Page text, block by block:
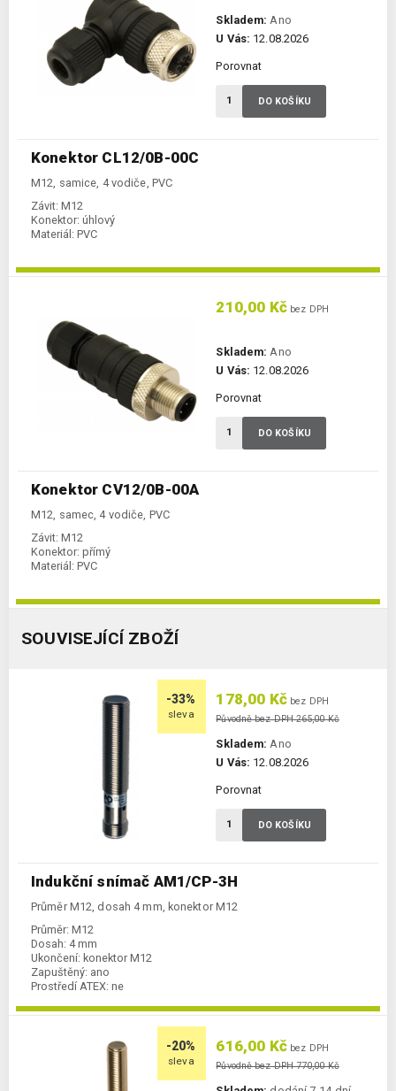
Konektor CL12/0B-00C
M12, samice, 4 vodiče, PVC
Závit: M12
Konektor: úhlový
Materiál: PVC
Skladem: Ano
U Vás: 12.08.2026
Porovnat
DO KOŠÍKU
Konektor CV12/0B-00A
M12, samec, 4 vodiče, PVC
Závit: M12
Konektor: přímý
Materiál: PVC
210,00 Kč bez DPH
Skladem: Ano
U Vás: 12.08.2026
Porovnat
DO KOŠÍKU
SOUVISEJÍCÍ ZBOŽÍ
-33%
sleva
Indukční snímač AM1/CP-3H
Průměr M12, dosah 4 mm, konektor M12
Průměr: M12
Dosah: 4 mm
Ukončení: konektor M12
Zapuštěný: ano
Prostředí ATEX: ne
178,00 Kč bez DPH
Původně bez DPH 265,00 Kč
Skladem: Ano
U Vás: 12.08.2026
Porovnat
DO KOŠÍKU
-20%
sleva
616,00 Kč bez DPH
Původně bez DPH 770,00 Kč